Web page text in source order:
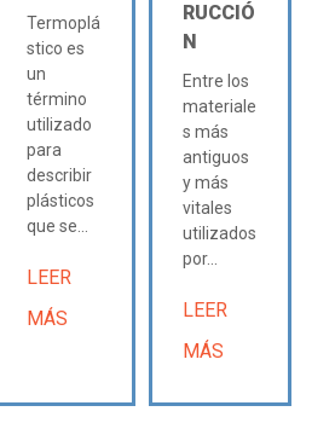
Termoplá
stico es
un
término
utilizado
para
describir
plásticos
que se...
LEER
MÁS
RUCCIÓ
N
Entre los
materiale
s más
antiguos
y más
vitales
utilizados
por...
LEER
MÁS